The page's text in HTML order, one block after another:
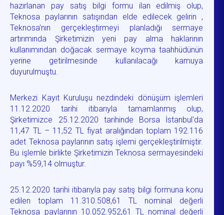
hazırlanan pay satış bilgi formu ilan edilmiş olup,
Teknosa paylarının satışından elde edilecek gelirin ,
Teknosa'nın gerçekleştirmeyi planladığı sermaye
artırımında Şirketimizin yeni pay alma haklarının
kullanımından doğacak sermaye koyma taahhüdünün
yerine getirilmesinde kullanılacağı kamuya
duyurulmuştu.
Merkezi Kayıt Kuruluşu nezdindeki dönüşüm işlemleri
11.12.2020 tarihi itibarıyla tamamlanmış olup,
Şirketimizce 25.12.2020 tarihinde Borsa İstanbul'da
11,47 TL – 11,52 TL fiyat aralığından toplam 192.116
adet Teknosa paylarının satış işlemi gerçekleştirilmiştir.
Bu işlemle birlikte Şirketimizin Teknosa sermayesindeki
payı %59,14 olmuştur.
25.12.2020 tarihi itibarıyla pay satış bilgi formuna konu
edilen toplam 11.310.508,61 TL nominal değerli
Teknosa paylarının 10.052.952,61 TL nominal değerli